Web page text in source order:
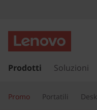
h
n
k
a
a
Prodotti Soluzioni
Promo Portatili